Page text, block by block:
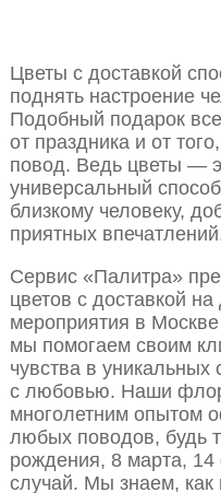
Цветы с доставкой
поднять настроение
Подобный подарок
от праздника и от
повод. Ведь цветы —
универсальный
близкому человеку,
приятных
Сервис «Палитра»
цветов с доставкой
мероприятия в
мы помогаем своим
чувства в уникальных
с любовью. Наши
многолетним опытом
любых поводов, будь
рождения, 8 марта,
случай. Мы знаем,